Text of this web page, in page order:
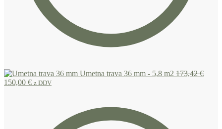
Umetna trava 36 mm - 5,8 m2 173,42€
150,00 € z DDV